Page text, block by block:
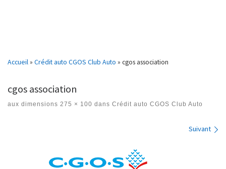
Accueil» Crédit auto CGOS Club Auto » cgos association
cgos association
aux dimensions 275 × 100 dans Crédit auto CGOS Club Auto
Suivant